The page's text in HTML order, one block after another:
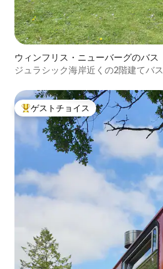
ウィンフリス・ニューバーグのバス
ジュラシック海岸近くの2階建てバス
大好評のゲストチョイスです。
ゲストチョイス